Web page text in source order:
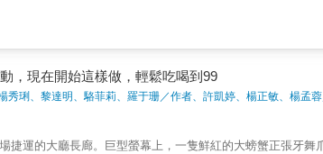
：呼應哈佛健康飲食餐盤原則，均衡全穀、蛋白質與蔬果。•
一本食譜，更不是生硬的教科書，而是一位源自牙醫專業、
，現在開始這樣做，輕鬆吃喝到99
秀琍、黎達明、駱菲莉、羅于珊／作者、許凱婷、楊正敏、楊孟
捷運的大廳長廊。巨型螢幕上，一隻鮮紅的大螃蟹正張牙